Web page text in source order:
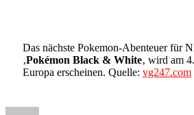
Das nächste Pokemon-Abenteuer für
‚Pokémon Black & White‚ wird am
Europa erscheinen. Quelle: vg247.com